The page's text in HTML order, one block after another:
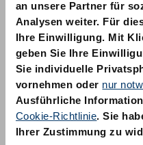
an unsere Partner für
Analysen weiter. Für
Ihre Einwilligung. Mit
geben Sie Ihre
Sie individuelle
vornehmen oder nur
Ausführliche
Cookie-Richtlinie. Sie
Ihrer Zustimmung zu
Sie sich bitte an
AM